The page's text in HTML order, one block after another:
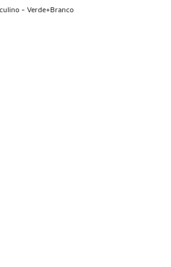
- Verde+Branco